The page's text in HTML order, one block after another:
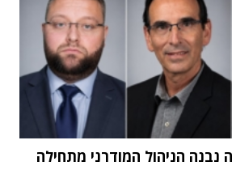
נבנה הניהול המודרני מתחילה